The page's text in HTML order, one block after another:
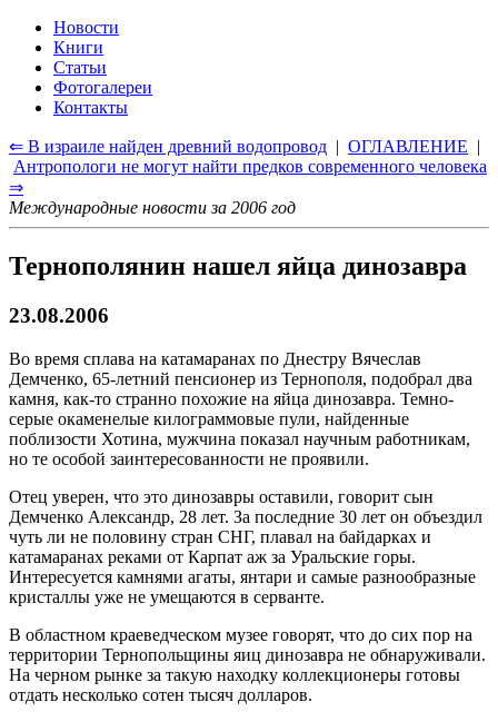
Новости
Книги
Статьи
Фотогалереи
Контакты
⇐ В израиле найден древний водопровод | ОГЛАВЛЕНИЕ |
Антропологи не могут найти предков современного человека
⇒
Международные новости за 2006 год
Тернополянин нашел яйца динозавра
23.08.2006
Во время сплава на катамаранах по Днестру Вячеслав
Демченко, 65-летний пенсионер из Тернополя, подобрал два
камня, как-то странно похожие на яйца динозавра. Темно-
серые окаменелые килограммовые пули, найденные
поблизости Хотина, мужчина показал научным работникам,
но те особой заинтересованности не проявили.
Отец уверен, что это динозавры оставили, говорит сын
Демченко Александр, 28 лет. За последние 30 лет он объездил
чуть ли не половину стран СНГ, плавал на байдарках и
катамаранах реками от Карпат аж за Уральские горы.
Интересуется камнями агаты, янтари и самые разнообразные
кристаллы уже не умещаются в серванте.
В областном краеведческом музее говорят, что до сих пор на
территории Тернопольщины яиц динозавра не обнаруживали.
На черном рынке за такую находку коллекционеры готовы
отдать несколько сотен тысяч долларов.